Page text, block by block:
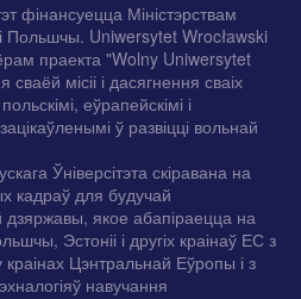
фінансуецца Міністэрствам
Польшчы. Uniwersytet Wrocławski
праекта "Wolny Uniwersytet
місіі і дасягнення сваіх
еўрапейскімі і
ў развіцці вольнай
Ўніверсітэта скіравана на
кадраў для будучай
якое абапіраецца на
Эстоніі і другіх краінаў ЕС з
Цэнтральнай Еўропы і з
навучання